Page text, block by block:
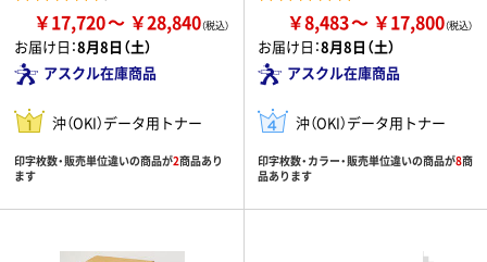
￥17,720 ￥28,840
お届け日：8月8日（土）
アスクル在庫商品
沖（OKI）データ用トナー
印字枚数・販売単位違いの商品が2商品あり
ます
￥8,483 ￥17,800
お届け日：8月8日（土）
アスクル在庫商品
沖（OKI）データ用トナー
印字枚数・カラー・販売単位違いの商品が8商
品あります